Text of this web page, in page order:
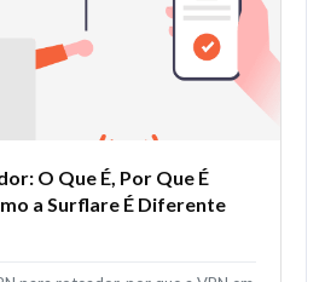
O Que É, Por Que É
a Surflare É Diferente